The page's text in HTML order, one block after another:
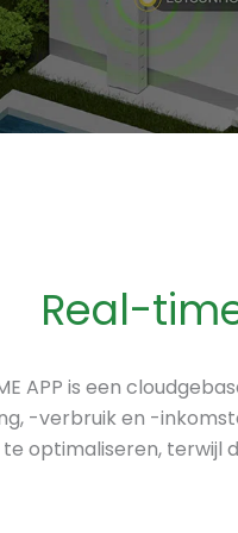
Real-
APP is een
-verbruik en -
optimaliseren, terwijl